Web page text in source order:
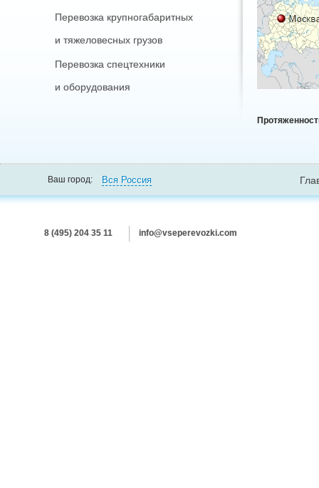
Перевозка крупногабаритных
и тяжеловесных грузов
Перевозка спецтехники
и оборудования
Ваш город: Вся Россия
8 (495) 204 35 11 info@vseperevozki.com